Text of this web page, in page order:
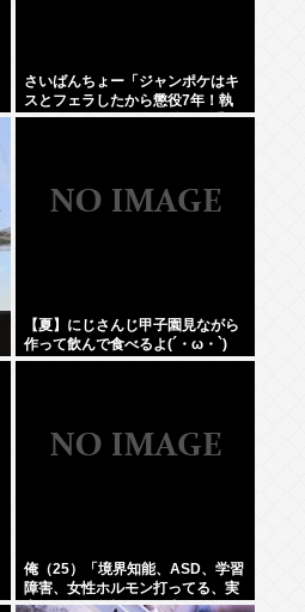
さいばんちょー「ジャンポケはキ
スとフェラしたから懲役7年！執
行猶予なし！」←殺人並みに重く
【夏】にじさんじ甲子園見ながら
作って飲んで食べるよ(´・ω・`)
俺（25）「境界知能、ASD、学習
障害、女性ホルモン打ってる、実
家が細い、父親がアル中」⇦こいつ